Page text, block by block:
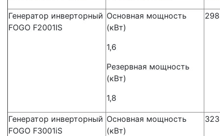
Генератор инверторный
FOGO F2001IS
Основная мощность
(кВт)
1,6
Резервная мощность
(кВт)
1,8
Генератор инверторный
FOGO F3001iS
Основная мощность
(кВт)